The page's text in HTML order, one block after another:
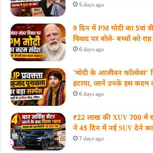
5 days ago
9 दिन में PM मोदी का 5वां
विवाद पर बोले- बच्चों को
6 days ago
‘मोदी के आजीवन फॉलोवर’
हटाया, जानें उनके इस कदम
6 days ago
₹22 लाख की XUV 700 में
ने 45 दिन में नई SUV देने
7 days ago